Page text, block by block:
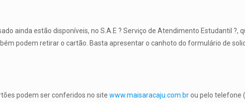
ainda estão disponíveis, no S.A.E ? Serviço de Atendimento Estudantil ?,
podem retirar o cartão. Basta apresentar o canhoto do formulário de
podem ser conferidos no sitewww.maisaracaju.com.brou pelo telefone